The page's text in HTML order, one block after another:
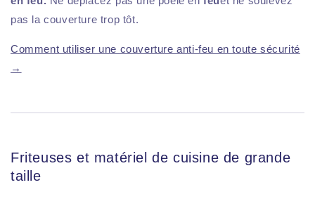
pas la couverture trop tôt.
Comment utiliser une couverture anti-feu en toute sécurité
→
Friteuses et matériel de cuisine de grande
taille